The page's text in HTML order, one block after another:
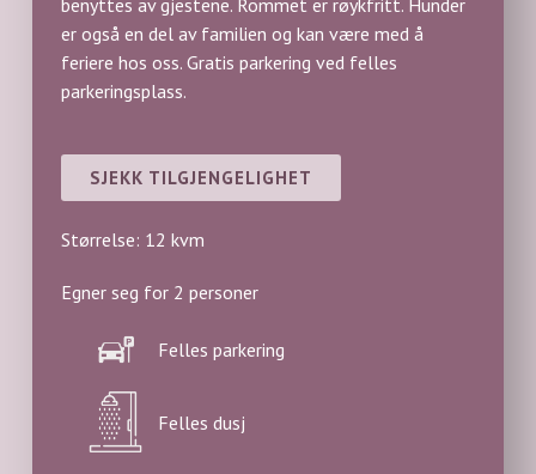
benyttes av gjestene. Rommet er røykfritt. Hunder
er også en del av familien og kan være med å
feriere hos oss. Gratis parkering ved felles
parkeringsplass.
SJEKK TILGJENGELIGHET
Størrelse: 12 kvm
Egner seg for 2 personer
Felles parkering
Felles dusj